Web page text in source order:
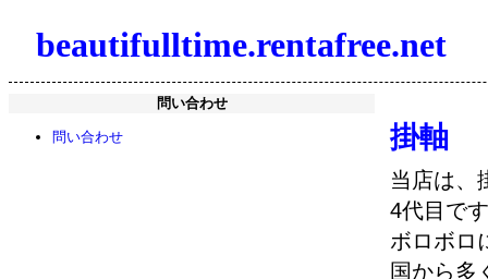
beautifulltime.rentafree.net
問い合わせ
問い合わせ 掛軸
当店は、
4代目で
ボロボロ
国から多